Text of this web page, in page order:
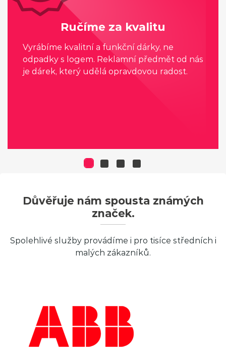
Ručíme za kvalitu
Vyrábíme kvalitní a funkční dárky, ne
odpadky s logem. Reklamní předmět od nás
je dárek, který udělá opravdovou radost.
Důvěřuje nám spousta známých
značek.
Spolehlivé služby provádíme i pro tisíce středních i
malých zákazníků.